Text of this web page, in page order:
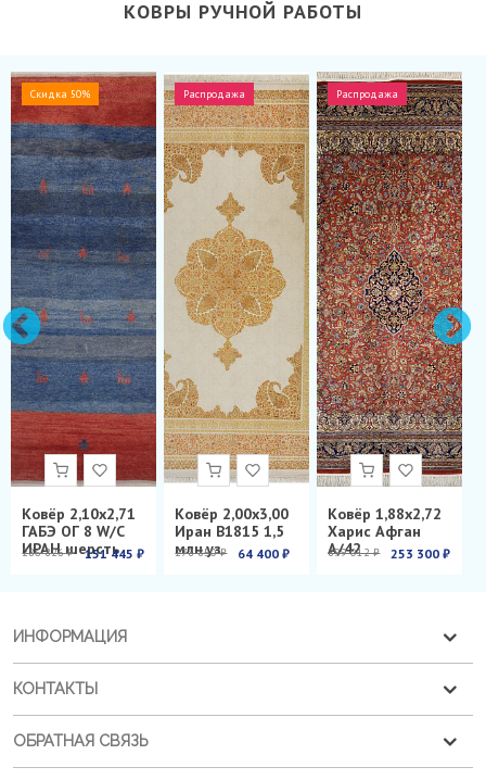
КОВРЫ РУЧНОЙ РАБОТЫ
Скидка 50%
Ковёр 2,10х2,71
ГАБЭ ОГ 8 W/C
ИРАН шерсть
286 826 ₽ 151 445 ₽
Распродажа
Ковёр 2,00х3,00
Иран B1815 1,5
млн.уз.
278 850 ₽ 64 400 ₽
Распродажа
Ковёр 1,88х2,72
Харис Афган
А/42
899 012 ₽ 253 300 ₽
ИНФОРМАЦИЯ
КОНТАКТЫ
ОБРАТНАЯ СВЯЗЬ